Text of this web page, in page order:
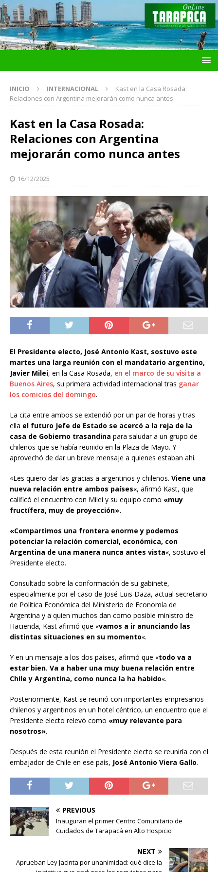
INICIO INTERNACIONAL
Kast en la Casa Rosada:
Relaciones con Argentina mejorarán como nunca antes
Kast en la Casa Rosada:
Relaciones con Argentina
mejorarán como nunca antes
16/12/2025
El Presidente electo, José Antonio Kast, sostuvo este
martes una larga reunión con el mandatario argentino,
Javier Milei, en la Casa Rosada, en el marco de su visita a
Buenos Aires, su primera actividad internacional tras ganar
los comicios del domingo.
La cita entre ambos se extendió por un par de horas y tras
ella el futuro Jefe de Estado se acercó a la reja de la
casa de Gobierno trasandina para saludar a un grupo de
chilenos que se había reunido en la Plaza de Mayo. Y
aprovechó de dar un breve mensaje a quienes estaban ahí.
«Les quiero dar las gracias a argentinos y chilenos. Viene una
nueva relación entre ambos países«, afirmó Kast, que
calificó el encuentro con Milei y su equipo como «muy
fructífera, muy de proyección».
«Compartimos una frontera enorme y podemos
potenciar la relación comercial, económica, con
Argentina de una manera nunca antes vista«, sostuvo el
Presidente electo.
Consultado sobre la conformación de su gabinete,
especialmente por el caso de José Luis Daza, actual secretario
de Política Económica del Ministerio de Economía de
Argentina y a quien muchos dan como posible ministro de
Hacienda, Kast afirmó que «vamos a ir anunciando las
distintas situaciones en su momento«.
Y en un mensaje a los dos países, afirmó que «todo va a
estar bien. Va a haber una muy buena relación entre
Chile y Argentina, como nunca la ha habido«.
Posteriormente, Kast se reunió con importantes empresarios
chilenos y argentinos en un hotel céntrico, un encuentro que el
Presidente electo relevó como «muy relevante para
nosotros».
Después de esta reunión el Presidente electo se reuniría con el
embajador de Chile en ese país, José Antonio Viera Gallo.
PREVIOUS
Inauguran el primer Centro Comunitario de
Cuidados de Tarapacá en Alto Hospicio
NEXT
Aprueban Ley Jacinta por unanimidad: qué dice la